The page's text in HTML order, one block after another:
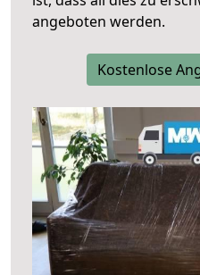
angeboten werden.
Kostenlose